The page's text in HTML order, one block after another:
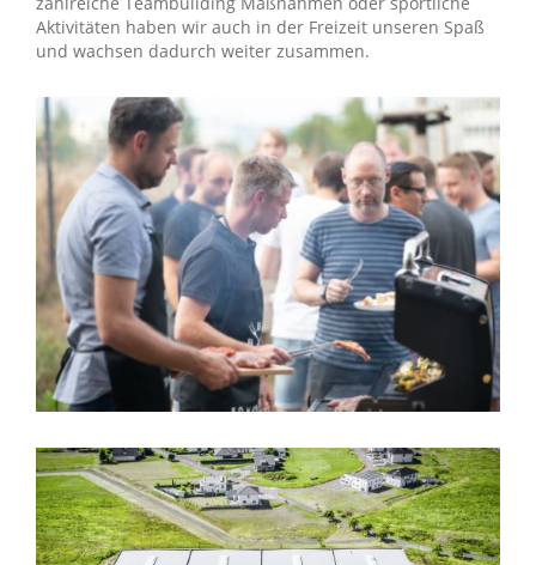
Aktivitäten haben wir auch in der Freizeit unseren Spaß
und wachsen dadurch weiter zusammen.